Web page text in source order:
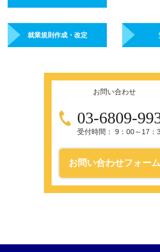
就業規則作成・改定
お問い合わせ
03-6809-
受付時間： 9：00～17：
お問い合わせフォーム